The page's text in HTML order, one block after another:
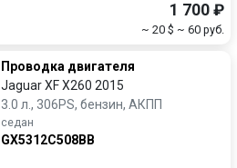
1 700 ₽
~ 20 $ ~ 60 руб.
Проводка двигателя
Jaguar XF X260 2015
3.0 л., 306PS, бензин, АКПП
седан
GX5312C508BB